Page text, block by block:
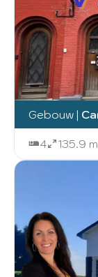
Gebouw |
4 135.9